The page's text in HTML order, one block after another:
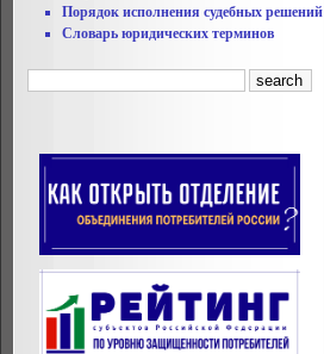
Порядок исполнения судебных решений
Словарь юридических терминов